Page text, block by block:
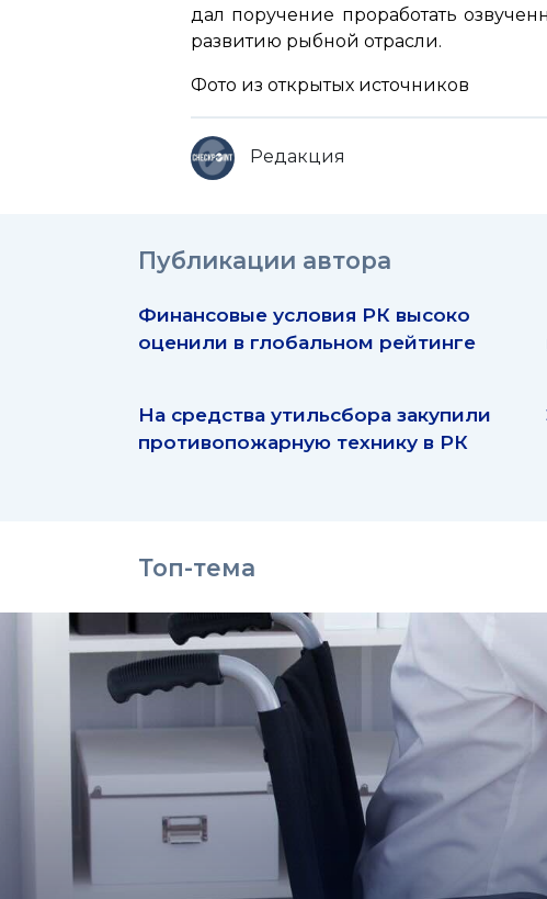
дал поручение проработать
развитию рыбной отрасли.
Фото из открытых источников
Редакция
Публикации автора
Финансовые условия РК высоко
оценили в глобальном рейтинге
На средства утильсбора закупили
противопожарную технику в РК
Топ-тема